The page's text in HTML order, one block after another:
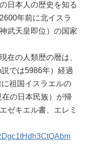
日本人の歴史を知る
年前に北イスラ
武天皇即位）の国家
在の人類歴の暦は、
では5986年）経過
祖国イスラエルの
の日本民族）が帰
ゼキエル書、エレミ